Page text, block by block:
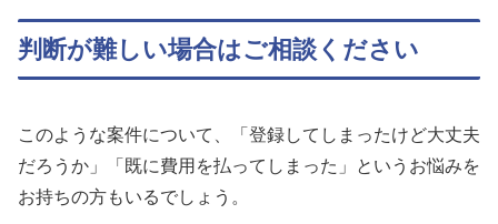
判断が難しい場合はご相談ください
このような案件について、「登録してしまったけど大丈夫
だろうか」「既に費用を払ってしまった」というお悩みを
お持ちの方もいるでしょう。